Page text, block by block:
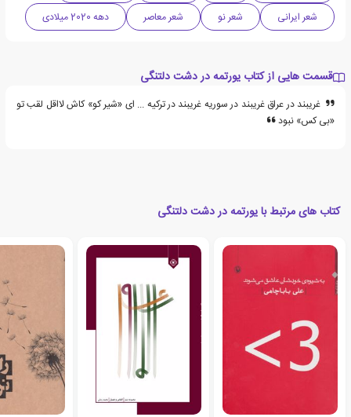
شعر ایرانی
شعر نو شعر معاصر دهه 2020 میلادی
قسمت هایی از کتاب یورتمه در دشت دلتنگی
غریبند در عراق غریبند در سوریه غریبند در ترکیه ... ای «شیر کو» کاش لااقل لقب تو
«بی کس» نبود
کتاب های مرتبط با یورتمه در دشت دلتنگی